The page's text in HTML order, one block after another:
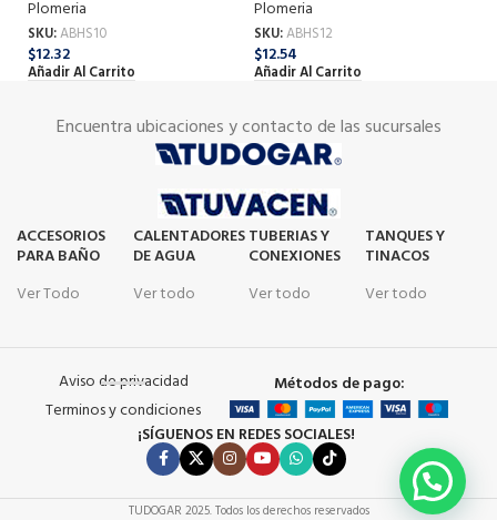
Plomeria
SKU:ABHS10
$12.32
Añadir Al Carrito
Plomeria
SKU:ABHS12
$12.54
Añadir Al Carrito
Encuentra ubicaciones y contacto de las sucursales
ACCESORIOS
PARA BAÑO
Ver Todo
CALENTADORES
DE AGUA
Ver todo
TUBERIAS Y
CONEXIONES
Ver todo
TANQUES Y
TINACOS
Ver todo
Aviso de privacidad
Terminos y condiciones
Métodos de pago:
¡SÍGUENOS EN REDES SOCIALES!
TUDOGAR 2025. Todos los derechos reservados